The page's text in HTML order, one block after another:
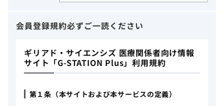
会員登録規約必ずご一読ください
ギリアド・サイエンシズ 医療関係者向け情報
サイト「G-STATION Plus」利用規約
第１条（本サイトおよび本サービスの定義）